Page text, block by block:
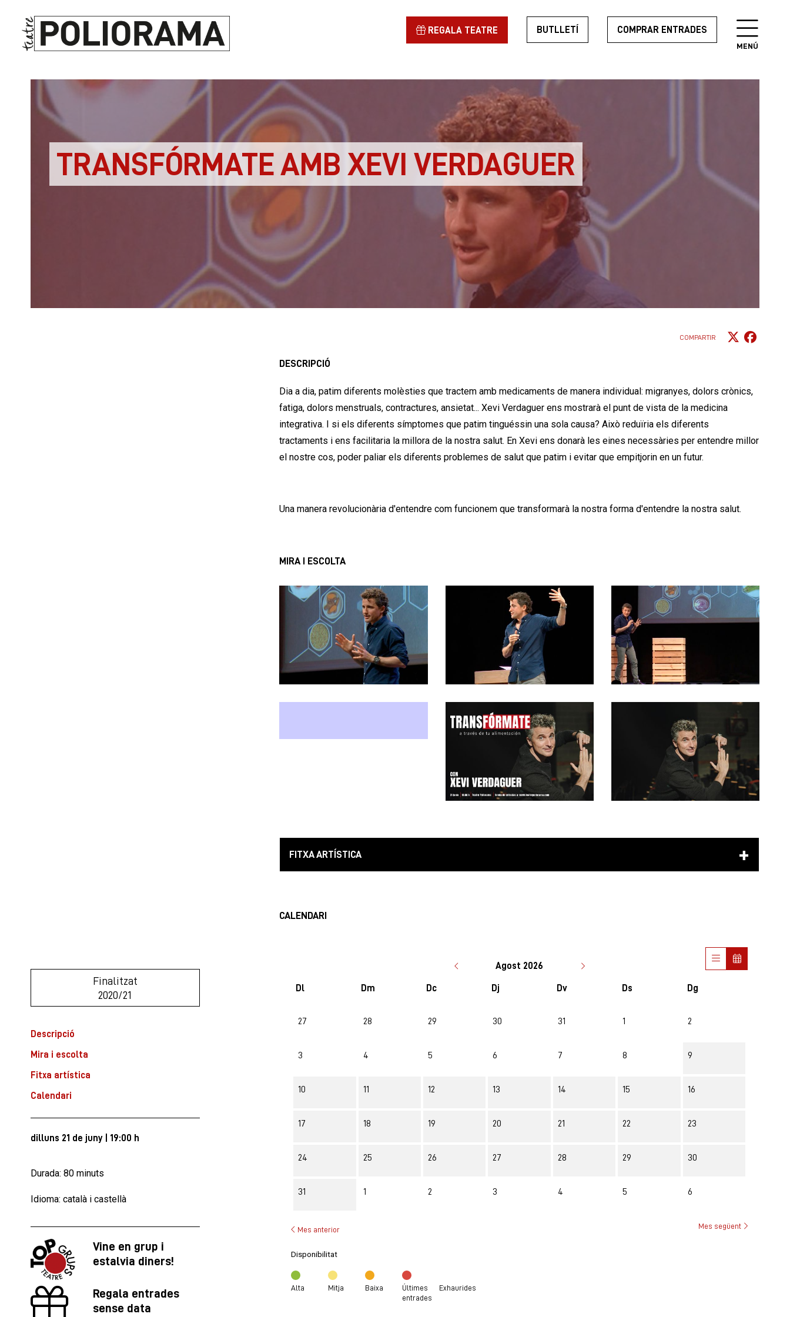
MENÚ
COMPRAR ENTRADES
BUTLLETÍ
REGALA TEATRE
TRANSFÓRMATE AMB XEVI VERDAGUER
COMPARTIR
Finalitzat
2020/21
Descripció
Mira i escolta
Fitxa artística
Calendari
dilluns 21 de juny 19:00 h
Durada: 80 minuts
Idioma: català i castellà
Vine en grup i
estalvia diners!
Regala entrades
sense data
DESCRIPCIÓ
Dia a dia, patim diferents molèsties que tractem amb medicaments de manera individual: migranyes, dolors crònics,
fatiga, dolors menstruals, contractures, ansietat... Xevi Verdaguer ens mostrarà el punt de vista de la medicina
integrativa. I si els diferents símptomes que patim tinguéssin una sola causa? Això reduïria els diferents
tractaments i ens facilitaria la millora de la nostra salut. En Xevi ens donarà les eines necessàries per entendre millor
el nostre cos, poder paliar els diferents problemes de salut que patim i evitar que empitjorin en un futur.
Una manera revolucionària d'entendre com funcionem que transformarà la nostra forma d'entendre la nostra salut.
MIRA I ESCOLTA
FITXA ARTÍSTICA
CALENDARI
Agost 2026
Dl Dm Dc Dj Dv Ds Dg
No hi ha cap activitat aquest mes
27 28 29 30 31 1 2
3 4 5 6 7 8 9
10 11 12 13 14 15 16
17 18 19 20 21 22 23
24 25 26 27 28 29 30
31 1 2 3 4 5 6
Mes anterior Mes següent
Disponibilitat
Alta Mitja Baixa
Últimes
entrades
Exhaurides